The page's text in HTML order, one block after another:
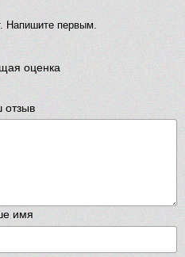
Напишите первым.
оценка
отзыв
имя